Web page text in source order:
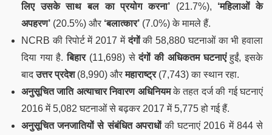
लिए उसके साथ बल का प्रयोग करना’ (21.7%), ‘महिलाओं के
अपहरण’ (20.5%) और ‘बलात्कार’ (7.0%) के मामले हैं.
NCRB की रिपोर्ट में 2017 मेंदंगोंकी 58,880 घटनाओं का भी हवाला
दिया गया है.बिहार (11,698) सेदंगों की अधिकतम घटनाएंहुईं, इसके
बादउत्तर प्रदेश(8,990) औरमहाराष्ट्र (7,743) का स्थान रहा.
अनुसूचित जाति अत्याचार निवारण अधिनियमके तहत दर्ज की गई घटनाएं
2016 में 5,082 घटनाओं से बढ़कर 2017 में 5,775 हो गई हैं.
अनुसूचित जनजातियों से संबंधित अपराधोंकी घटनाएं 2016 में 844 से